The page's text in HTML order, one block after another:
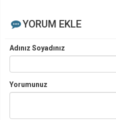
YORUM EKLE
Adınız Soyadınız
Yorumunuz